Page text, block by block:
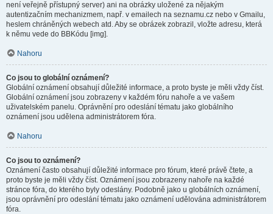
není veřejně přístupný server) ani na obrázky uložené za nějakým
autentizačním mechanizmem, např. v emailech na seznamu.cz nebo v Gmailu,
heslem chráněných webech atd. Aby se obrázek zobrazil, vložte adresu, která
k němu vede do BBKódu [img].
Nahoru
Co jsou to globální oznámení?
Globální oznámení obsahují důležité informace, a proto byste je měli vždy číst.
Globální oznámení jsou zobrazeny v každém fóru nahoře a ve vašem
uživatelském panelu. Oprávnění pro odeslání tématu jako globálního
oznámení jsou udělena administrátorem fóra.
Nahoru
Co jsou to oznámení?
Oznámení často obsahují důležité informace pro fórum, které právě čtete, a
proto byste je měli vždy číst. Oznámení jsou zobrazeny nahoře na každé
stránce fóra, do kterého byly odeslány. Podobně jako u globálních oznámení,
jsou oprávnění pro odeslání tématu jako oznámení udělována administrátorem
fóra.